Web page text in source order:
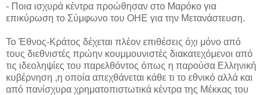
- Ποια ισχυρά κέντρα προώθησαν στο Μαρόκο για
επικύρωση το Σύμφωνο του ΟΗΕ για την Μετανάστευση.
Το Έθνος-Κράτος δέχεται πλέον επιθέσεις όχι μόνο από
τους διεθνιστές πρώην κουμμουνιστές διακατεχόμενοι από
τις ιδεοληψίες του παρελθόντος όπως η παρούσα Ελληνική
κυβέρνηση ,η οποία απεχθάνεται κάθε τι το εθνικό αλλά και
από πανίσχυρα χρηματοπιστωτικά κέντρα της Μέκκας του